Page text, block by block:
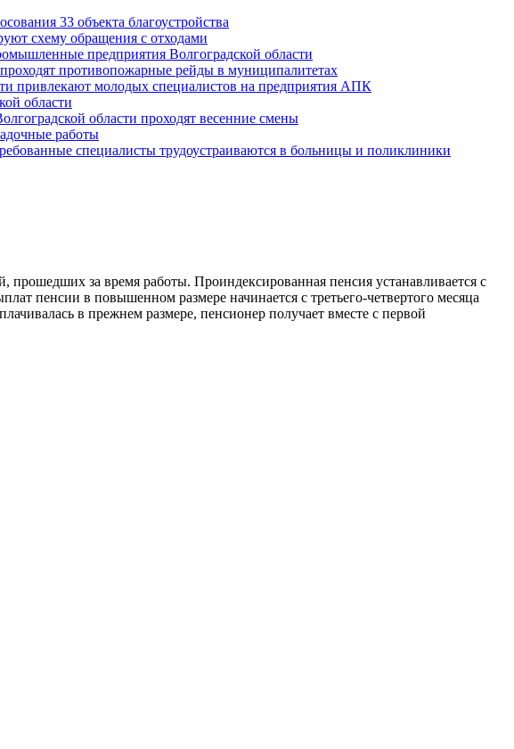
33 объекта благоустройства
схему обращения с отходами
предприятия Волгоградской области
противопожарные рейды в муниципалитетах
привлекают молодых специалистов на предприятия АПК
области
области проходят весенние смены
работы
специалисты трудоустраиваются в больницы и поликлиники
прошедших за время работы. Проиндексированная пенсия устанавливается с
пенсии в повышенном размере начинается с третьего-четвертого месяца
в прежнем размере, пенсионер получает вместе с первой